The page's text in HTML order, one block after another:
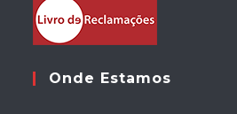
Onde Estamos